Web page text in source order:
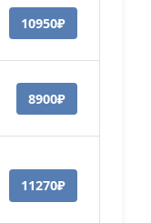
10950₽
8900₽
11270₽